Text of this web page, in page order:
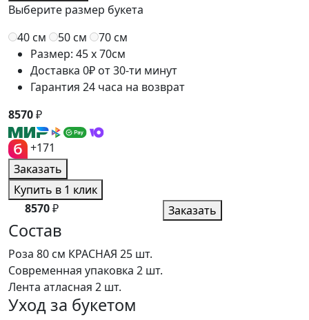
Выберите размер букета
40 см
50 см
70 см
Размер: 45 x 70см
Доставка 0₽ от 30-ти минут
Гарантия 24 часа на возврат
8570₽
+171
Заказать
Купить в 1 клик
8570₽ Заказать
Состав
Роза 80 см КРАСНАЯ 25 шт.
Современная упаковка 2 шт.
Лента атласная 2 шт.
Уход за букетом